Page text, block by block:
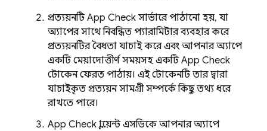
প্রত্যয়নটিApp Check সার্ভারে পাঠানো হয়, যা
অ্যাপের সাথে নিবন্ধিত প্যারামিটার ব্যবহার করে
প্রত্যয়নটির বৈধতা যাচাই করে এবং আপনার অ্যাপে
একটি মেয়াদোত্তীর্ণ সময়সহ একটিApp Check
টোকেন ফেরত পাঠায়। এই টোকেনটি তার দ্বারা
যাচাইকৃত প্রত্যয়ন সামগ্রী সম্পর্কে কিছু তথ্য ধরে
রাখতে পারে।
App Checkক্লায়েন্ট এসডিকে আপনার অ্যাপে